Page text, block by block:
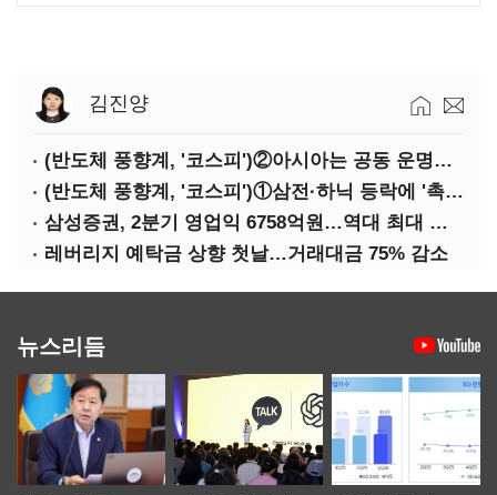
김진양
(반도체 풍향계, '코스피')②아시아는 공동 운명체?…일본·대만도 '동반 출렁'
(반도체 풍향계, '코스피')①삼전·하닉 등락에 '촉각'…코스피·나스닥 '한 몸'
삼성증권, 2분기 영업익 6758억원…역대 최대 경신
레버리지 예탁금 상향 첫날…거래대금 75% 감소
뉴스리듬